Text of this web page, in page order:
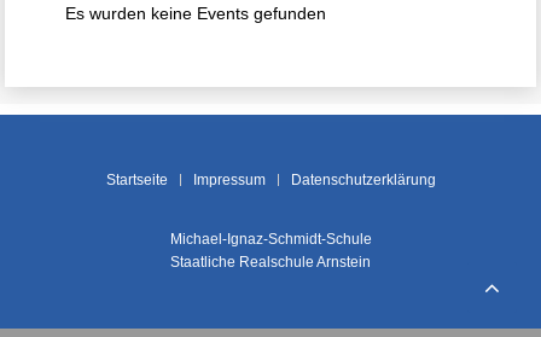
Es wurden keine Events gefunden
Startseite Impressum Datenschutzerklärung
Michael-Ignaz-Schmidt-Schule
Staatliche Realschule Arnstein